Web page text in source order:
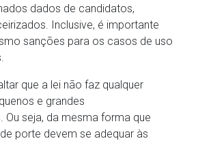
dados de candidatos,
Inclusive, é importante
sanções para os casos de uso
que a lei não faz qualquer
e grandes
Ou seja, da mesma forma que
porte devem se adequar às